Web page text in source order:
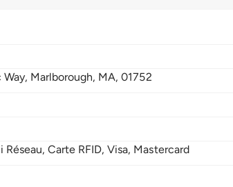
Marlborough, MA,01752
Carte RFID, Visa, Mastercard